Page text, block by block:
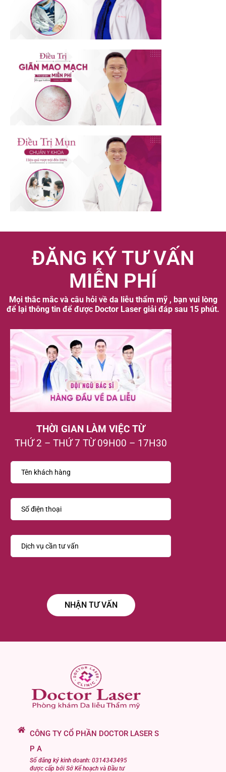
ĐĂNG KÝ TƯ VẤN
MIỄN PHÍ
Mọi thắc mắc và câu hỏi về da liễu thẩm mỹ , bạn vui lòng
để lại thông tin để được Doctor Laser giải đáp sau 15 phút.
THỜI GIAN LÀM VIỆC TỪ
THỨ 2 – THỨ 7 TỪ 09H00 – 17H30
CÔNG TY CỔ PHẦN DOCTOR LASER S
P A
Số đăng ký kinh doanh: 0314343495
được cấp bởi Sở Kế hoạch và Đầu tư